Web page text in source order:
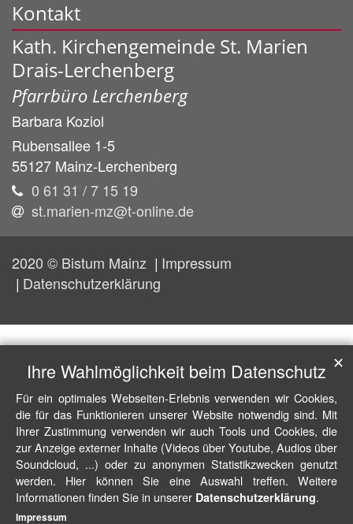
Kontakt
Kath. Kirchengemeinde St. Marien
Drais-Lerchenberg
Pfarrbüro Lerchenberg
Barbara Koziol
Rubensallee 1-5
55127 Mainz-Lerchenberg
0 61 31 / 7 15 19
st.marien-mz@t-online.de
2020 © Bistum Mainz
Impressum
Datenschutzerklärung
Ihre Wahlmöglichkeit beim Datenschutz
Für ein optimales Webseiten-Erlebnis verwenden wir Cookies,
die für das Funktionieren unserer Website notwendig sind. Mit
Ihrer Zustimmung verwenden wir auch Tools und Cookies, die
zur Anzeige externer Inhalte (Videos über Youtube, Audios über
Soundcloud, ...) oder zu anonymen Statistikzwecken genutzt
werden. Hier können Sie eine Auswahl treffen. Weitere
Informationen finden Sie in unserer Datenschutzerklärung.
✕
Impressum